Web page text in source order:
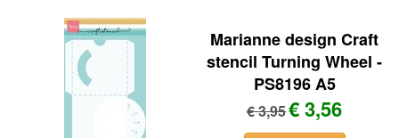
Marianne design Craft
stencil Turning Wheel -
PS8196 A5
€ 3,95€ 3,56